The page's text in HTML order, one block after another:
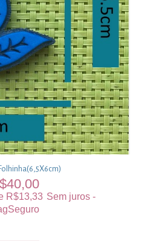
40,00
R$13,33 Sem juros -